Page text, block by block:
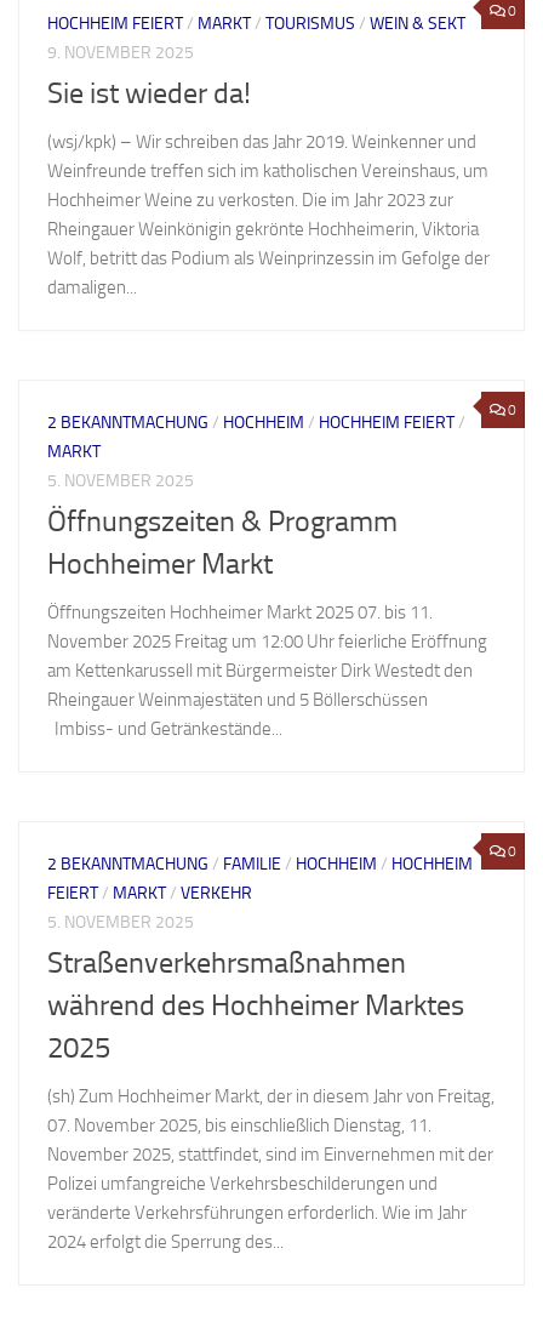
0
HOCHHEIM FEIERT/ MARKT/ TOURISMUS / WEIN & SEKT
9. NOVEMBER 2025
Sie ist wieder da!
(wsj/kpk) – Wir schreiben das Jahr 2019. Weinkenner und
Weinfreunde treffen sich im katholischen Vereinshaus, um
Hochheimer Weine zu verkosten. Die im Jahr 2023 zur
Rheingauer Weinkönigin gekrönte Hochheimerin, Viktoria
Wolf, betritt das Podium als Weinprinzessin im Gefolge der
damaligen...
0
2 BEKANNTMACHUNG / HOCHHEIM / HOCHHEIM FEIERT/
MARKT
5. NOVEMBER 2025
Öffnungszeiten & Programm
Hochheimer Markt
Öffnungszeiten Hochheimer Markt 2025 07. bis 11.
November 2025 Freitag um 12:00 Uhr feierliche Eröffnung
am Kettenkarussell mit Bürgermeister Dirk Westedt den
Rheingauer Weinmajestäten und 5 Böllerschüssen
Imbiss- und Getränkestände...
0
2 BEKANNTMACHUNG / FAMILIE / HOCHHEIM / HOCHHEIM
FEIERT/ MARKT/ VERKEHR
5. NOVEMBER 2025
Straßenverkehrsmaßnahmen
während des Hochheimer Marktes
2025
(sh) Zum Hochheimer Markt, der in diesem Jahr von Freitag,
07. November 2025, bis einschließlich Dienstag, 11.
November 2025, stattfindet, sind im Einvernehmen mit der
Polizei umfangreiche Verkehrsbeschilderungen und
veränderte Verkehrsführungen erforderlich. Wie im Jahr
2024 erfolgt die Sperrung des...